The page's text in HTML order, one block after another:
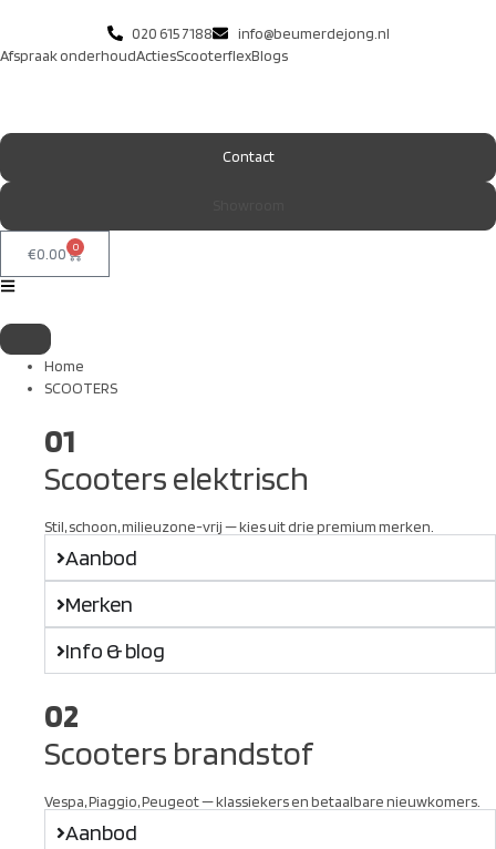
020 615 7188
info@beumerdejong.nl
Afspraak onderhoudActiesScooterflexBlogs
Contact
€0.00 0
Home
SCOOTERS
01
Scooters elektrisch
Stil, schoon, milieuzone-vrij — kies uit drie premium merken.
Aanbod
Merken
Info & blog
02
Scooters brandstof
Vespa, Piaggio, Peugeot — klassiekers en betaalbare nieuwkomers.
Aanbod